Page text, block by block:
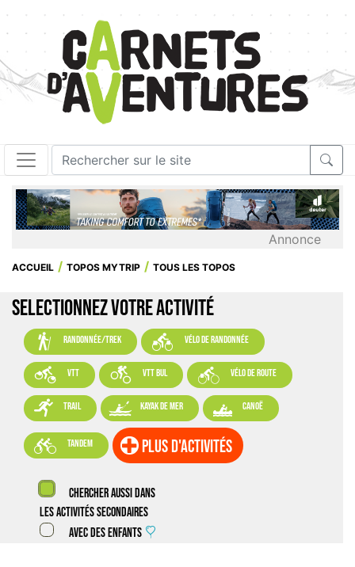
Annonce
ACCUEIL TOPOS MYTRIP TOUS LES TOPOS
SELECTIONNEZ VOTRE ACTIVITÉ
 randonnée/trek  vélo de randonnée
 VTT  VTT BUL  vélo de route
 trail  kayak de mer  canoë
 tandem plus d'activités
Chercher aussi dans
les activités secondaires
Avec des enfants